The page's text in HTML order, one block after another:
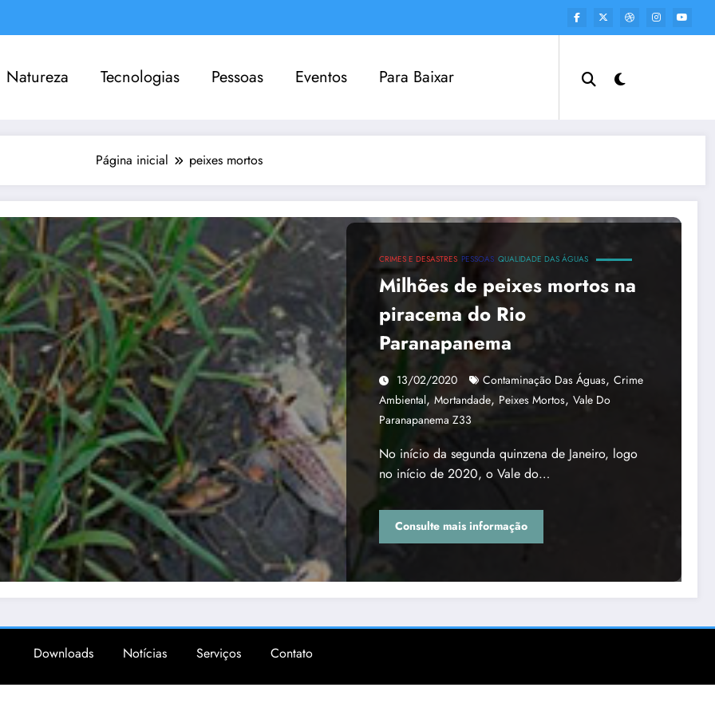
Natureza Tecnologias Pessoas Eventos Para Baixar
Página inicial peixes mortos
CRIMES E DESASTRES PESSOAS QUALIDADE DAS ÁGUAS
Milhões de peixes mortos na
piracema do Rio
Paranapanema
13/02/2020 Contaminação Das Águas, Crime
Ambiental,Mortandade, Peixes Mortos, Vale Do
Paranapanema Z33
No início da segunda quinzena de Janeiro, logo
no início de 2020, o Vale do…
Consulte mais informação
Downloads Notícias Serviços Contato